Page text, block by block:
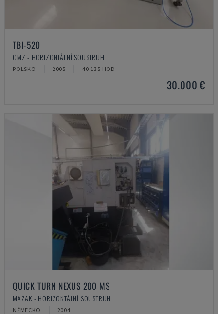
TBI-520
CMZ - HORIZONTÁLNÍ SOUSTRUH
POLSKO 2005 40.135 HOD
30.000 €
QUICK TURN NEXUS 200 MS
MAZAK - HORIZONTÁLNÍ SOUSTRUH
NĚMECKO 2004